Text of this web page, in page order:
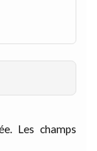
Les champs